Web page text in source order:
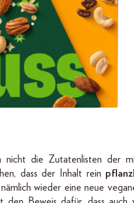
nicht die Zutatenlisten der
dass der Inhalt rein
wieder eine neue